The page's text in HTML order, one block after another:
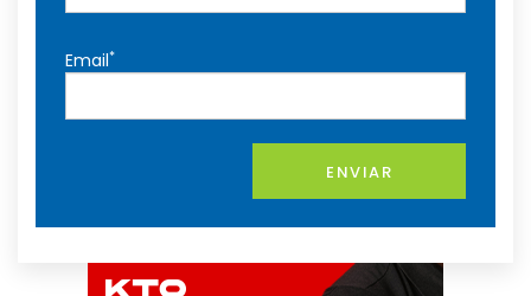
Email*
ENVIAR